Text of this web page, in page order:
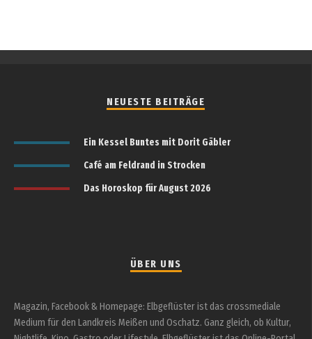
NEUESTE BEITRÄGE
Ein Kessel Buntes mit Dorit Gäbler
Café am Feldrand in Strocken
Das Horoskop für August 2026
ÜBER UNS
Magazin, Facebook & Homepage: Elbgeflüster ist das crossmediale
Medium für den Landkreis Meißen und Oschatz. Ganz gleich, ob Kultur,